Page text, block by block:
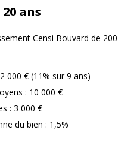
ans
Censi Bouvard de 200
000 € (11% sur 9 ans)
: 10 000 €
: 3 000 €
du bien : 1,5%